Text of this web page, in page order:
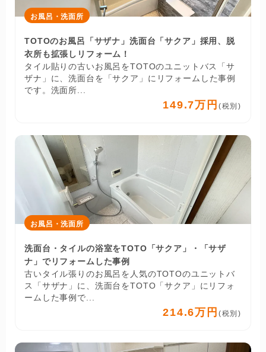
お風呂・洗面所
TOTOのお風呂「サザナ」洗面台「サクア」採用、脱
衣所も拡張しリフォーム！
タイル貼りの古いお風呂をTOTOのユニットバス「サ
ザナ」に、洗面台を「サクア」にリフォームした事例
です。洗面所...
149.7万円 (税別)
お風呂・洗面所
洗面台・タイルの浴室をTOTO「サクア」・「サザ
ナ」でリフォームした事例
古いタイル張りのお風呂を人気のTOTOのユニットバ
ス「サザナ」に、洗面台をTOTO「サクア」にリフォ
ームした事例で...
214.6万円 (税別)